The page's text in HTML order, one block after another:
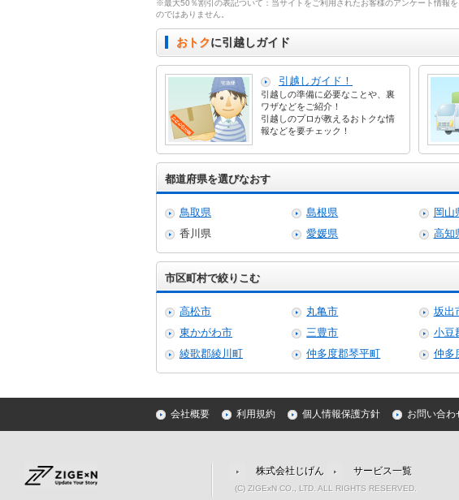
※最大50％割引の表記ついて：当サイトをご利用されたお客様のアンケート情報
のではありません。
おトクに引越しガイド
引越しガイド！
引越しの準備に必要なことや、裏
ワザなどをご紹介！
引越しのプロが教えるおトクな情
報などを要チェック！
都道府県を選びなおす
鳥取県 島根県 岡山
香川県
愛媛県 高知
市区町村で絞りこむ
高松市 丸亀市 坂出
東かがわ市
三豊市 小豆
綾歌郡綾川町
仲多度郡琴平町 仲多
会社概要 利用規約 個人情報保護方針 お問い合わ
株式会社じげん サービス一覧
(C) ZIGExN CO., LTD. ALL RIGHTS RESERVED.